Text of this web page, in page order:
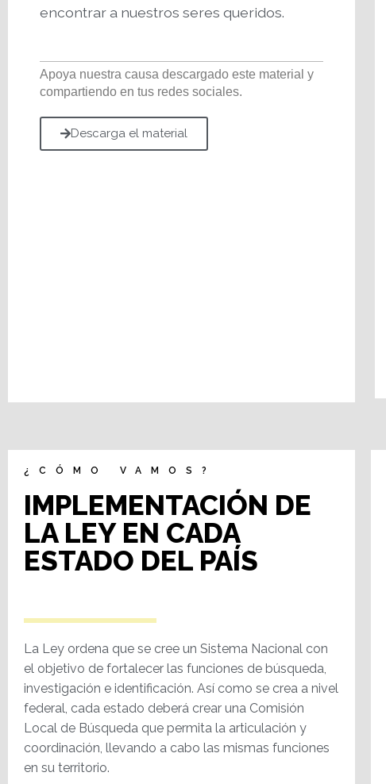
encontrar a nuestros seres queridos.
Apoya nuestra causa descargado este material y
compartiendo en tus redes sociales.
Descarga el material
¿CÓMO VAMOS?
IMPLEMENTACIÓN DE
LA LEY EN CADA
ESTADO DEL PAÍS
La Ley ordena que se cree un Sistema Nacional con
el objetivo de fortalecer las funciones de búsqueda,
investigación e identificación. Así como se crea a nivel
federal, cada estado deberá crear una Comisión
Local de Búsqueda que permita la articulación y
coordinación, llevando a cabo las mismas funciones
en su territorio.